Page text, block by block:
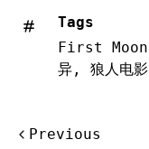
Tags
First Moon
异 , 狼人电影
Previous